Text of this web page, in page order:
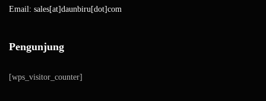
Email: sales[at]daunbiru[dot]com
Pengunjung
[wps_visitor_counter]